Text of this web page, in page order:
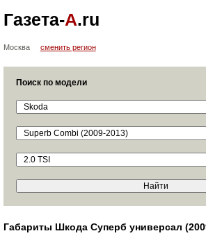
Газета-А.ru
Москва сменить регион
Поиск по модели
Габариты Шкода Суперб универсал